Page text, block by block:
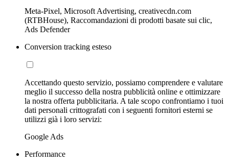
Meta-Pixel, Microsoft Advertising, creativecdn.com
(RTBHouse), Raccomandazioni di prodotti basate sui clic,
Ads Defender
Conversion tracking esteso
Accettando questo servizio, possiamo comprendere e valutare
meglio il successo della nostra pubblicità online e ottimizzare
la nostra offerta pubblicitaria. A tale scopo confrontiamo i tuoi
dati personali crittografati con i seguenti fornitori esterni se
utilizzi già i loro servizi:
Google Ads
Performance